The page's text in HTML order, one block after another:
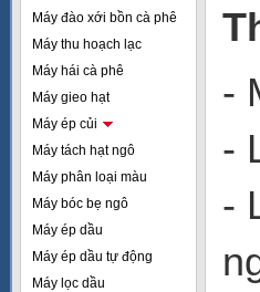
Máy đào xới bồn cà phê
Máy thu hoạch lạc
Máy hái cà phê
Máy gieo hạt
Máy ép củi
Máy tách hạt ngô
Máy phân loại màu
Máy bóc bẹ ngô
Máy ép dầu
Máy ép dầu tự động
Máy lọc dầu
-
-
-